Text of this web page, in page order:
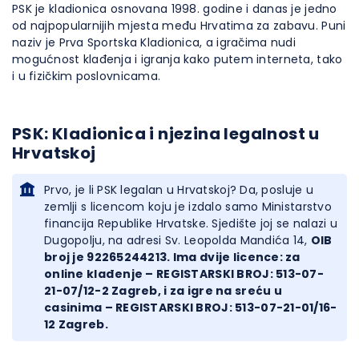
PSK je kladionica osnovana 1998. godine i danas je jedno
od najpopularnijih mjesta među Hrvatima za zabavu. Puni
naziv je Prva Sportska Kladionica, a igračima nudi
mogućnost klađenja i igranja kako putem interneta, tako
i u fizičkim poslovnicama.
PSK: Kladionica i njezina legalnost u
Hrvatskoj
Prvo, je li PSK legalan u Hrvatskoj? Da, posluje u
zemlji s licencom koju je izdalo samo Ministarstvo
financija Republike Hrvatske. Sjedište joj se nalazi u
Dugopolju, na adresi Sv. Leopolda Mandića 14, OIB
broj je 92265244213. Ima dvije licence: za
online klađenje – REGISTARSKI BROJ: 513-07-
21-07/12-2 Zagreb, i za igre na sreću u
casinima – REGISTARSKI BROJ: 513-07-21-01/16-
12 Zagreb.